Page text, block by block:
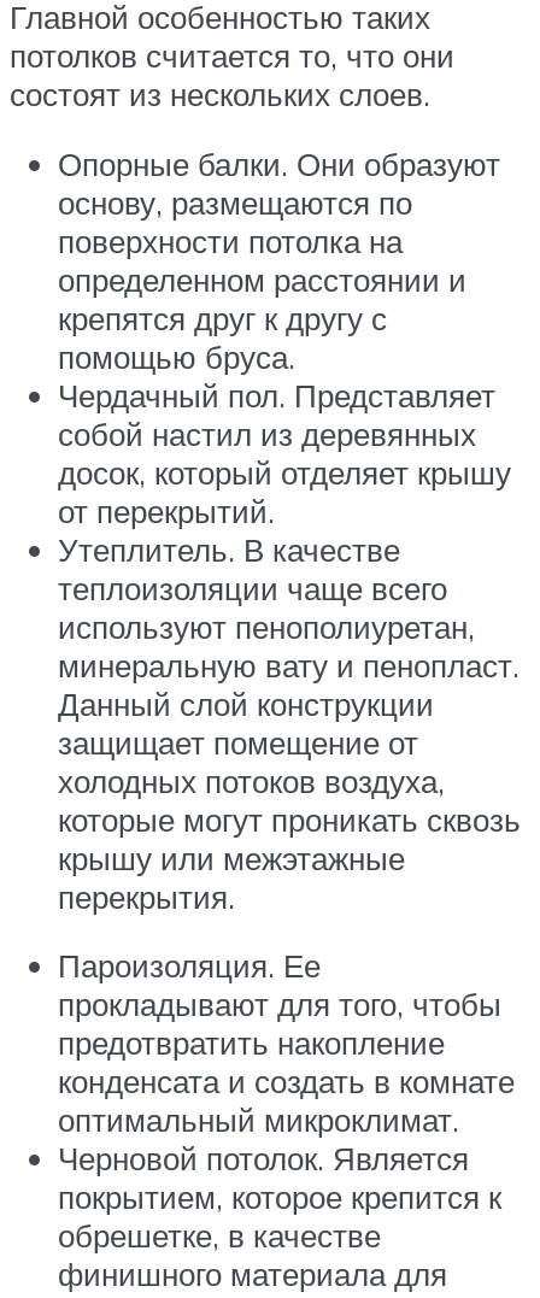
Главной особенностью таких
потолков считается то, что они
состоят из нескольких слоев.
Опорные балки. Они образуют
основу, размещаются по
поверхности потолка на
определенном расстоянии и
крепятся друг к другу с
помощью бруса.
Чердачный пол. Представляет
собой настил из деревянных
досок, который отделяет крышу
от перекрытий.
Утеплитель. В качестве
теплоизоляции чаще всего
используют пенополиуретан,
минеральную вату и пенопласт.
Данный слой конструкции
защищает помещение от
холодных потоков воздуха,
которые могут проникать сквозь
крышу или межэтажные
перекрытия.
Пароизоляция. Ее
прокладывают для того, чтобы
предотвратить накопление
конденсата и создать в комнате
оптимальный микроклимат.
Черновой потолок. Является
покрытием, которое крепится к
обрешетке, в качестве
финишного материала для